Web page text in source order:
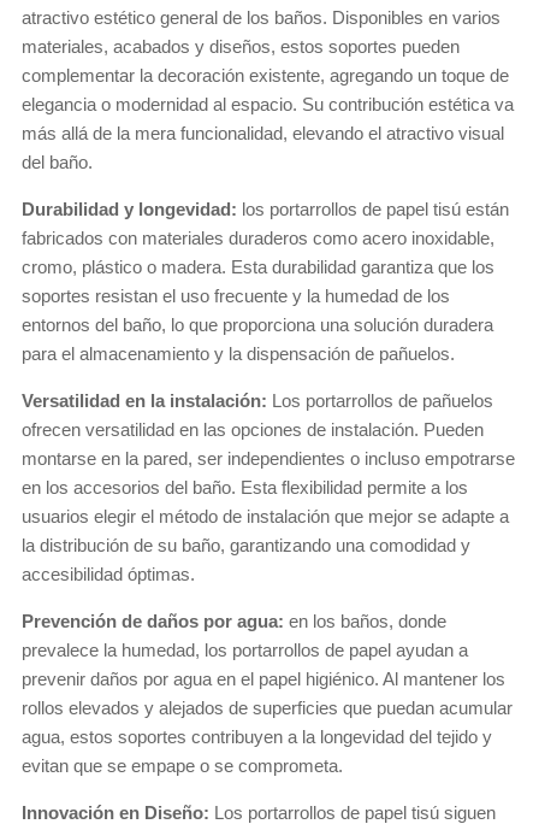
atractivo estético general de los baños. Disponibles en varios
materiales, acabados y diseños, estos soportes pueden
complementar la decoración existente, agregando un toque de
elegancia o modernidad al espacio. Su contribución estética va
más allá de la mera funcionalidad, elevando el atractivo visual
del baño.
Durabilidad y longevidad: los portarrollos de papel tisú están
fabricados con materiales duraderos como acero inoxidable,
cromo, plástico o madera. Esta durabilidad garantiza que los
soportes resistan el uso frecuente y la humedad de los
entornos del baño, lo que proporciona una solución duradera
para el almacenamiento y la dispensación de pañuelos.
Versatilidad en la instalación: Los portarrollos de pañuelos
ofrecen versatilidad en las opciones de instalación. Pueden
montarse en la pared, ser independientes o incluso empotrarse
en los accesorios del baño. Esta flexibilidad permite a los
usuarios elegir el método de instalación que mejor se adapte a
la distribución de su baño, garantizando una comodidad y
accesibilidad óptimas.
Prevención de daños por agua: en los baños, donde
prevalece la humedad, los portarrollos de papel ayudan a
prevenir daños por agua en el papel higiénico. Al mantener los
rollos elevados y alejados de superficies que puedan acumular
agua, estos soportes contribuyen a la longevidad del tejido y
evitan que se empape o se comprometa.
Innovación en Diseño: Los portarrollos de papel tisú siguen